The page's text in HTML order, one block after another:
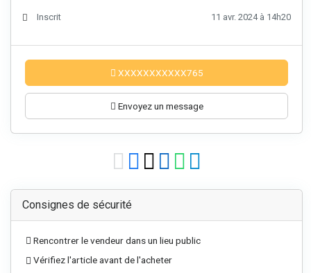
Inscrit 11 avr. 2024 à 14h20
XXXXXXXXXXX765
Envoyez un message
Consignes de sécurité
Rencontrer le vendeur dans un lieu public
Vérifiez l'article avant de l'acheter